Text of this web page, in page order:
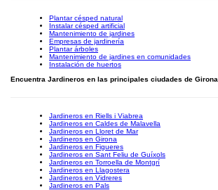
Plantar césped natural
Instalar césped artificial
Mantenimiento de jardines
Empresas de jardinería
Plantar árboles
Mantenimiento de jardines en comunidades
Instalación de huertos
Encuentra Jardineros en las principales ciudades de Girona
Jardineros en Riells i Viabrea
Jardineros en Caldes de Malavella
Jardineros en Lloret de Mar
Jardineros en Girona
Jardineros en Figueres
Jardineros en Sant Feliu de Guíxols
Jardineros en Torroella de Montgrí
Jardineros en Llagostera
Jardineros en Vidreres
Jardineros en Pals